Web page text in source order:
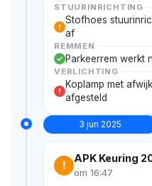
STUURINRICHTING
!
Stofhoes
af
REMMEN
Parkeerrem werkt
VERLICHTING
!
Koplamp met
afgesteld
3 jun 2025
!
APK Keuring
om 16:47